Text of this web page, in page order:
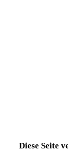
Diese Seite